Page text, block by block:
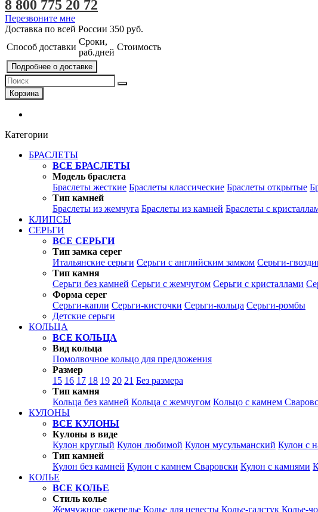
8 800 775 20 72
Перезвоните мне
Доставка по всей России 350 руб.
Способ доставки
Сроки,
раб.дней
Стоимость
Подробнее о доставке
Корзина
Категории
БРАСЛЕТЫ
ВСЕ БРАСЛЕТЫ
Модель браслета
Браслеты жесткие Браслеты классические Браслеты открытые
Тип камней
Браслеты из жемчуга Браслеты из камней Браслеты с
КЛИПСЫ
СЕРЬГИ
ВСЕ СЕРЬГИ
Тип замка серег
Итальянские серьги Серьги с английским замком Серьги-
Тип камня
Серьги без камней Серьги с жемчугом Серьги с кристаллами
Форма серег
Серьги-капли Серьги-кисточки Серьги-кольца Серьги-ромбы
Детские серьги
КОЛЬЦА
ВСЕ КОЛЬЦА
Вид кольца
Помолвочное кольцо для предложения
Размер
15 16 17 18 19 20 21 Без размера
Тип камня
Кольца без камней Кольца с жемчугом Кольцо с камнем
КУЛОНЫ
ВСЕ КУЛОНЫ
Кулоны в виде
Кулон круглый Кулон любимой Кулон мусульманский Кулон с
Тип камней
Кулон без камней Кулон с камнем Сваровски Кулон с камнями
КОЛЬЕ
ВСЕ КОЛЬЕ
Стиль колье
Жемчужное ожерелье Колье для невесты Колье-галстук Колье-